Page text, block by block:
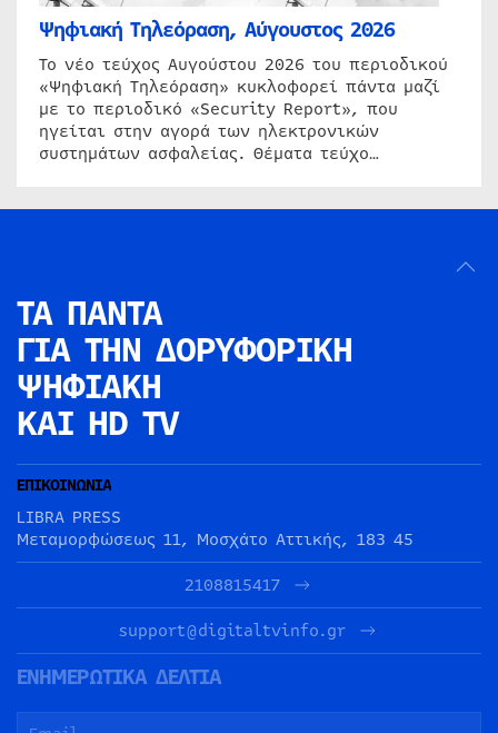
Ψηφιακή Τηλεόραση, Αύγουστος 2026
Το νέο τεύχος Αυγούστου 2026 του περιοδικού
«Ψηφιακή Τηλεόραση» κυκλοφορεί πάντα μαζί
με το περιοδικό «Security Report», που
ηγείται στην αγορά των ηλεκτρονικών
συστημάτων ασφαλείας. Θέματα τεύχο…
ΤΑ ΠΑΝΤΑ
ΓΙΑ ΤΗΝ ΔΟΡΥΦΟΡΙΚΗ
ΨΗΦΙΑΚΗ
ΚΑΙ HD TV
ΕΠΙΚΟΙΝΩΝΙΑ
LIBRA PRESS
Μεταμορφώσεως 11, Μοσχάτο Αττικής, 183 45
2108815417
support@digitaltvinfo.gr
ΕΝΗΜΕΡΩΤΙΚΑ ΔΕΛΤΙΑ